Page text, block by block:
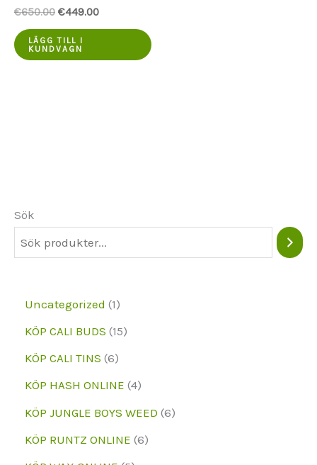
Sök
Uncategorized 11
p
r
k
KÖP CALI BUDS 151
p
KÖP CALI TINS 66
p
KÖP HASH ONLINE 44
p
r
KÖP JUNGLE BOYS WEED 66
KÖP RUNTZ ONLINE 66
€650.00 Ursprungspriset
€650.00.
€449.00Aktuellt
LÄGG TILL I
KUNDVAGN